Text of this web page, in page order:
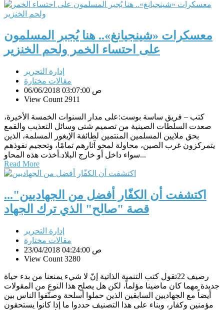
معسكرات «شينجيانغ».. هنا يُجبر المسلمون
على احتساء الخمر ولحم الخنزير
إدارة التحرير
مقالات مختارة
06/06/2018 03:07:00 ص
View Count 2911
كتب – فريق ساسة بوست:على مدار السنوات الخمسة الأخيرة،
صعدت السلطات الصينية من تصميم شتى وسائل التعذيب والقمع
بحق ملايين المسلمين المنتمين لطائفة الإيغور المسلمة، الذين
يتمركزون غرب الصين، محاولة لمحو آثارهم تمامًا، وتحجيم نفوذهم
سواء داخل أو خارج البلاد.أخذت هذه المحاو...
Read More
اكتشفت أن الكفّار أفضل من الجهاديين"...
قصة "صالح" الذي ترك الجهاد
إدارة التحرير
مقالات مختارة
23/04/2018 04:24:00 ص
View Count 3280
رصيف 22تقول كتب التنمية الذاتية إنّ لا شيء يمنعنا من بدء حياة
جديدة مهما كان ماضينا مؤلماً، لكن هل يصلح هذا النوع من المقولات
أيضاً مع الجهاديين السابقين الذين حملوا أسلحة وصنّفوا الناس بين
مؤمنين وكفار، وبناء على هذا التصنيف حددوا ما إذا كانوا يستحقون